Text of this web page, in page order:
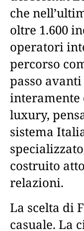
che
oltre 1.600
operatori
percorso
passo
interamente
luxury,
sistema
costruito
relazioni.
La scelta di
casuale. La